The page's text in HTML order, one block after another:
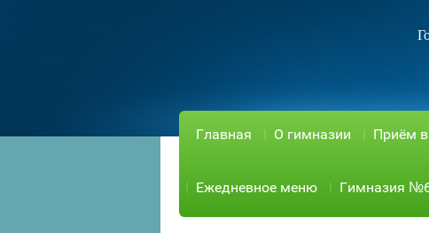
Главная О гимназии Приём
Ежедневное меню Гимназия